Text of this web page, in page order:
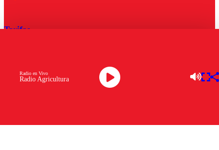
Radio Agricultura
Radio en Vivo
Tarifas
Descarga la APP